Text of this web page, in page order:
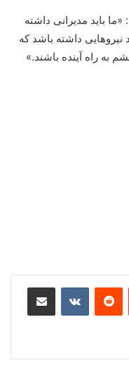
باید مدیرانی داشته
نیروهایی داشته باشد که
به راه آینده باشند.»